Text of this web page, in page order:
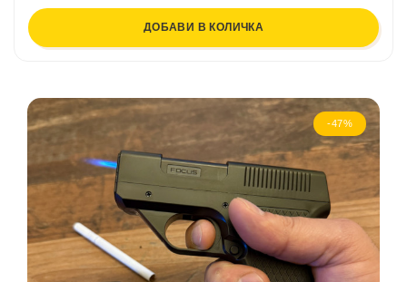
ДОБАВИ В КОЛИЧКА
-47%